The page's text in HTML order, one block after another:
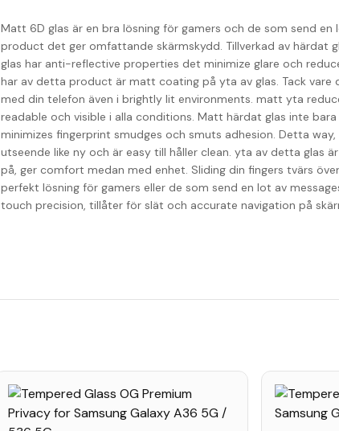
Matt 6D glas är en bra lösning för gamers och de som send en
product det ger omfattande skärmskydd. Tillverkad av härdat
glas har anti-reflective properties det minimize glare och
har av detta product är matt coating på yta av glas. Tack vare
med din telefon även i brightly lit environments. matt yta
readable och visible i alla conditions. Matt härdat glas inte
minimizes fingerprint smudges och smuts adhesion. Detta
utseende like ny och är easy till håller clean. yta av detta glas
på, ger comfort medan med enhet. Sliding din fingers tvärs
perfekt lösning för gamers eller de som send en lot av
touch precision, tillåter för slät och accurate navigation på